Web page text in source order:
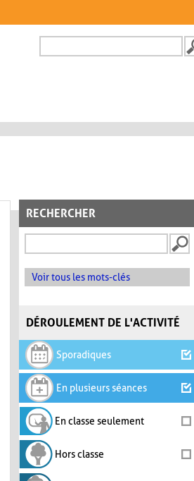
FORMULAIRE DE
RECHERCHER
Voir tous les mots-clés
DÉROULEMENT DE L'ACTIVITÉ
Sporadiques
En plusieurs séances
En classe seulement
Hors classe